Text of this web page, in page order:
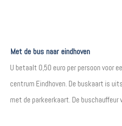
Met de bus naar eindhoven
U betaalt 0,50 euro per persoon voor
centrum Eindhoven. De buskaart is
met de parkeerkaart. De